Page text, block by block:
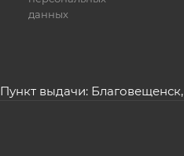
данных
Пункт выдачи: Благовещенск,